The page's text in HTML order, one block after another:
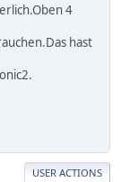
4
hast
USER ACTIONS